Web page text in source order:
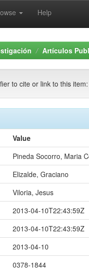
Help
Artículos
to cite or link to this item:
Value
Pineda Socorro, Maria
Elizalde, Graciano
Viloria, Jesus
2013-04-10T22:43:59Z
2013-04-10T22:43:59Z
2013-04-10
0378-1844